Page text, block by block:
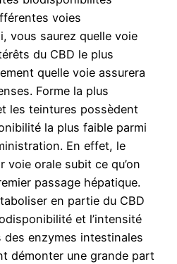
voies
vous saurez quelle voie
du CBD le plus
quelle voie assurera
Forme la plus
les teintures possèdent
la plus faible parmi
En effet, le
voie orale subit ce qu’on
passage hépatique.
en partie du CBD
et l’intensité
enzymes intestinales
démonter une grande part